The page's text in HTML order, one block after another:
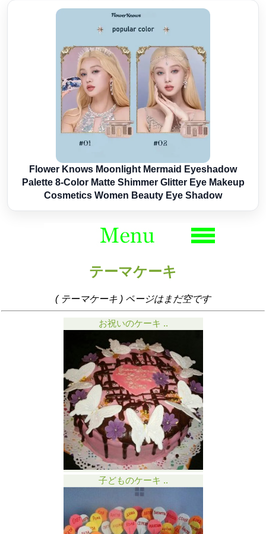
Flower Knows Moonlight Mermaid Eyeshadow
Palette 8-Color Matte Shimmer Glitter Eye Makeup
Cosmetics Women Beauty Eye Shadow
テーマケーキ
( テーマケーキ ) ページはまだ空です
お祝いのケーキ ..
子どものケーキ ..